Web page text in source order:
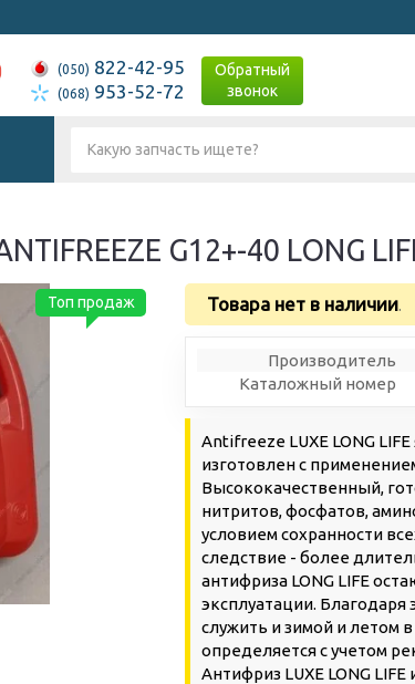
(050) 822-42-95
(068) 953-52-72
Обратный
звонок
G12+-40 LONG
Топ продаж Товара нет в наличии.
Производитель
Каталожный номер
Antifreeze LUXE LONG
изготовлен с
Высококачественный,
нитритов, фосфатов,
условием сохранности
следствие - более
антифриза LONG LIFE
эксплуатации. Благодаря
служить и зимой и летом
определяется с учетом
Антифриз LUXE LONG